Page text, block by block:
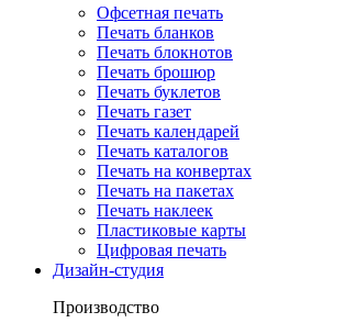
Офсетная печать
Печать бланков
Печать блокнотов
Печать брошюр
Печать буклетов
Печать газет
Печать календарей
Печать каталогов
Печать на конвертах
Печать на пакетах
Печать наклеек
Пластиковые карты
Цифровая печать
Дизайн-студия
Производство